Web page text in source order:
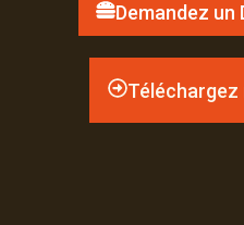
Demandez un